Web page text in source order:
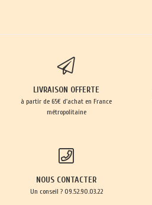
LIVRAISON OFFERTE
à partir de 65€ d'achat en France
métropolitaine
NOUS CONTACTER
Un conseil ? 09.52.90.03.22